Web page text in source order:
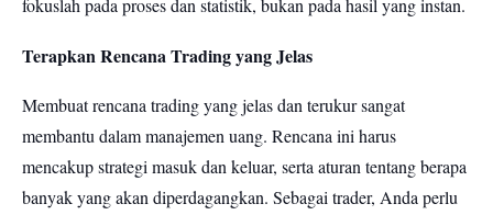
fokuslah pada proses dan statistik, bukan pada hasil yang instan.
Terapkan Rencana Trading yang Jelas
Membuat rencana trading yang jelas dan terukur sangat
membantu dalam manajemen uang. Rencana ini harus
mencakup strategi masuk dan keluar, serta aturan tentang berapa
banyak yang akan diperdagangkan. Sebagai trader, Anda perlu